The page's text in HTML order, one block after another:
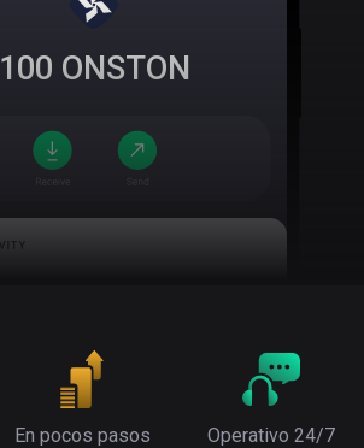
100 ONSTON
En pocos pasos Operativo 24/7